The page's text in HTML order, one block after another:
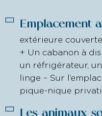
Emplacement
extérieure couverte
+ Un cabanon à
un réfrigérateur,
linge – Sur
pique-nique